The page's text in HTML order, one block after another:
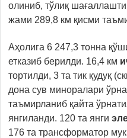
олиниб, тўлиқ
жами 289,8 км қисми
Аҳолига 6 247,3 тонна
етказиб берилди. 16,4 км
тортилди, 3 та тик қудуқ
дона сув миноралари
таъмирланиб қайта
янгиланди. 120 та янги
176 та трансформатор